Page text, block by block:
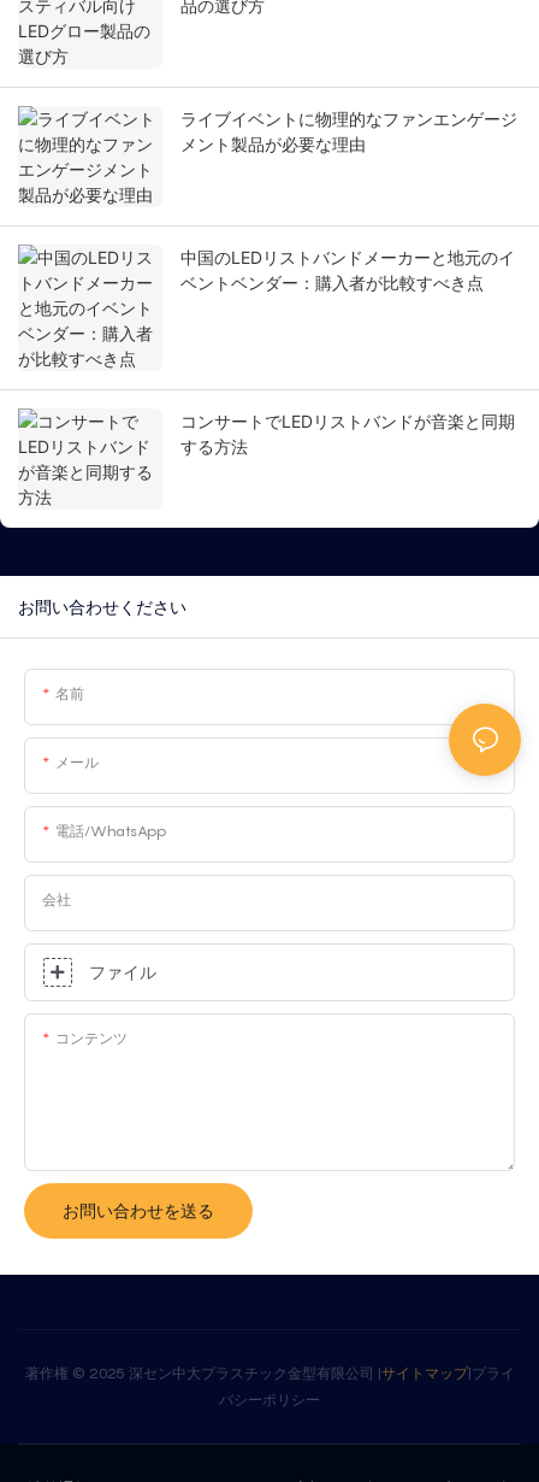
品の選び方
ライブイベントに物理的なファンエンゲージ
メント製品が必要な理由
中国のLEDリストバンドメーカーと地元のイ
ベントベンダー：購入者が比較すべき点
コンサートでLEDリストバンドが音楽と同期
する方法
お問い合わせください
名前
メール
電話/WhatsApp
会社
ファイル
コンテンツ
お問い合わせを送る
著作権 © 2025 深セン中大プラスチック金型有限公司 |サイトマップ|プライ
バシーポリシー